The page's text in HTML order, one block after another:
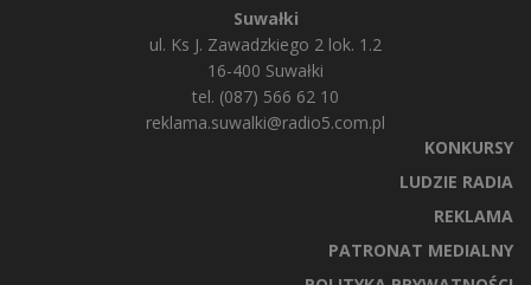
Suwałki
ul. Ks J. Zawadzkiego 2 lok. 1.2
16-400 Suwałki
tel. (087) 566 62 10
reklama.suwalki@radio5.com.pl
KONKURSY
LUDZIE RADIA
REKLAMA
PATRONAT MEDIALNY